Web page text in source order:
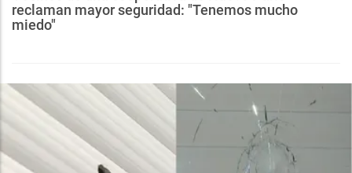
reclaman mayor seguridad: "Tenemos mucho
miedo"